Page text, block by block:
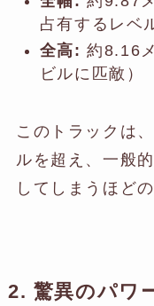
占有するレベ
全高: 約8.16
ビルに匹敵）
このトラックは
ルを超え、一般
してしまうほど
2. 驚異のパワ